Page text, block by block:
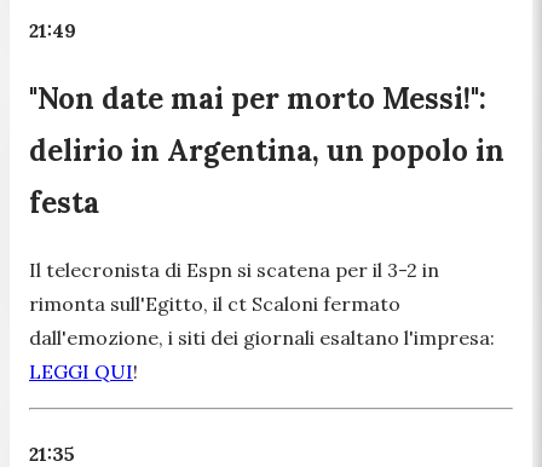
21:49
"Non date mai per morto Messi!":
delirio in Argentina, un popolo in
festa
Il telecronista di Espn si scatena per il 3-2 in
rimonta sull'Egitto, il ct Scaloni fermato
dall'emozione, i siti dei giornali esaltano l'impresa:
LEGGI QUI!
21:35